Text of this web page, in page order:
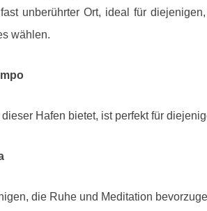
unberührter Ort, ideal für
wählen.
Hafen bietet, ist perfekt für
die Ruhe und Meditation